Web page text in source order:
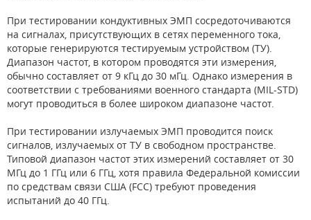
При тестировании кондуктивных ЭМП сосредоточиваются
на сигналах, присутствующих в сетях переменного тока,
которые генерируются тестируемым устройством (ТУ).
Диапазон частот, в котором проводятся эти измерения,
обычно составляет от 9 кГц до 30 мГц. Однако измерения в
соответствии с требованиями военного стандарта (MIL-STD)
могут проводиться в более широком диапазоне частот.
При тестировании излучаемых ЭМП проводится поиск
сигналов, излучаемых от ТУ в свободном пространстве.
Типовой диапазон частот этих измерений составляет от 30
МГц до 1 ГГц или 6 ГГц, хотя правила Федеральной комиссии
по средствам связи США (FCC) требуют проведения
испытаний до 40 ГГц.